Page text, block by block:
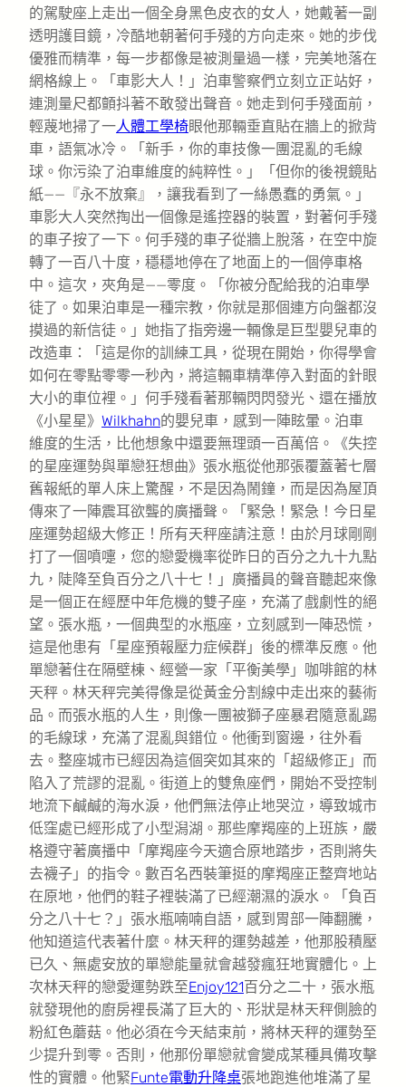
的駕駛座上走出一個全身黑色皮衣的女人，她戴著一副
透明護目鏡，冷酷地朝著何手殘的方向走來。她的步伐
優雅而精準，每一步都像是被測量過一樣，完美地落在
網格線上。「車影大人！」泊車警察們立刻立正站好，
連測量尺都顫抖著不敢發出聲音。她走到何手殘面前，
輕蔑地掃了一人體工學椅眼他那輛垂直貼在牆上的掀背
車，語氣冰冷。「新手，你的車技像一團混亂的毛線
球。你污染了泊車維度的純粹性。」「但你的後視鏡貼
紙——『永不放棄』，讓我看到了一絲愚蠢的勇氣。」
車影大人突然掏出一個像是遙控器的裝置，對著何手殘
的車子按了一下。何手殘的車子從牆上脫落，在空中旋
轉了一百八十度，穩穩地停在了地面上的一個停車格
中。這次，夾角是——零度。「你被分配給我的泊車學
徒了。如果泊車是一種宗教，你就是那個連方向盤都沒
摸過的新信徒。」她指了指旁邊一輛像是巨型嬰兒車的
改造車：「這是你的訓練工具，從現在開始，你得學會
如何在零點零零一秒內，將這輛車精準停入對面的針眼
大小的車位裡。」何手殘看著那輛閃閃發光、還在播放
《小星星》 Wilkhahn的嬰兒車，感到一陣眩暈。泊車
維度的生活，比他想象中還要無理頭一百萬倍。《失控
的星座運勢與單戀狂想曲》張水瓶從他那張覆蓋著七層
舊報紙的單人床上驚醒，不是因為鬧鐘，而是因為屋頂
傳來了一陣震耳欲聾的廣播聲。「緊急！緊急！今日星
座運勢超級大修正！所有天秤座請注意！由於月球剛剛
打了一個噴嚏，您的戀愛機率從昨日的百分之九十九點
九，陡降至負百分之八十七！」廣播員的聲音聽起來像
是一個正在經歷中年危機的雙子座，充滿了戲劇性的絕
望。張水瓶，一個典型的水瓶座，立刻感到一陣恐慌，
這是他患有「星座預報壓力症候群」後的標準反應。他
單戀著住在隔壁棟、經營一家「平衡美學」咖啡館的林
天秤。林天秤完美得像是從黃金分割線中走出來的藝術
品。而張水瓶的人生，則像一團被獅子座暴君隨意亂踢
的毛線球，充滿了混亂與錯位。他衝到窗邊，往外看
去。整座城市已經因為這個突如其來的「超級修正」而
陷入了荒謬的混亂。街道上的雙魚座們，開始不受控制
地流下鹹鹹的海水淚，他們無法停止地哭泣，導致城市
低窪處已經形成了小型潟湖。那些摩羯座的上班族，嚴
格遵守著廣播中「摩羯座今天適合原地踏步，否則將失
去襪子」的指令。數百名西裝筆挺的摩羯座正整齊地站
在原地，他們的鞋子裡裝滿了已經潮濕的淚水。「負百
分之八十七？」張水瓶喃喃自語，感到胃部一陣翻騰，
他知道這代表著什麼。林天秤的運勢越差，他那股積壓
已久、無處安放的單戀能量就會越發瘋狂地實體化。上
次林天秤的戀愛運勢跌至Enjoy121百分之二十，張水瓶
就發現他的廚房裡長滿了巨大的、形狀是林天秤側臉的
粉紅色蘑菇。他必須在今天結束前，將林天秤的運勢至
少提升到零。否則，他那份單戀就會變成某種具備攻擊
性的實體。他緊Funte電動升降桌張地跑進他堆滿了星